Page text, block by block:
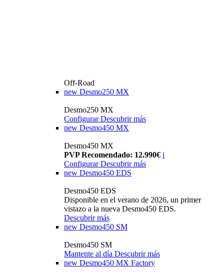
Off-Road
new Desmo250 MX
Desmo250 MX
Configurar Descubrir más
new Desmo450 MX
Desmo450 MX
PVP Recomendado: 12.990€ i
Configurar Descubrir más
new Desmo450 EDS
Desmo450 EDS
Disponible en el verano de 2026, un primer
vistazo a la nueva Desmo450 EDS.
Descubrir más
new Desmo450 SM
Desmo450 SM
Mantente al día Descubrir más
new Desmo450 MX Factory